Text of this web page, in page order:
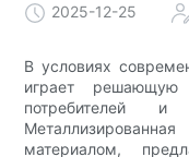
2025-12-25
В условиях
играет решающую
потребителей
материалом,